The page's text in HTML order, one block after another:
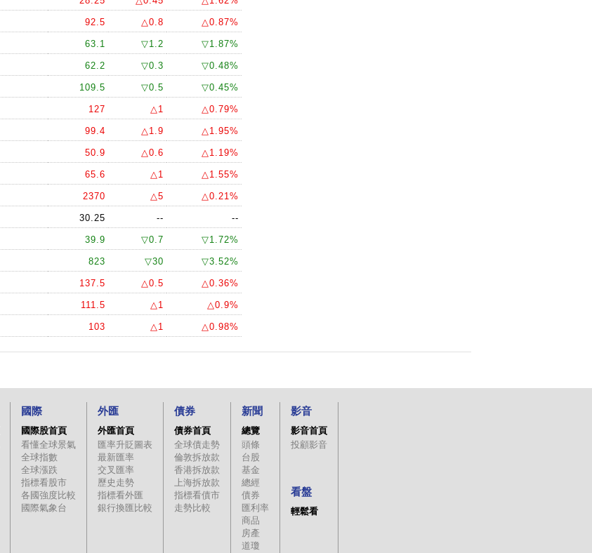
92.5 △0.8 △0.87%
63.1 ▽1.2 ▽1.87%
62.2 ▽0.3 ▽0.48%
109.5 ▽0.5 ▽0.45%
127 △1 △0.79%
99.4 △1.9 △1.95%
50.9 △0.6 △1.19%
65.6 △1 △1.55%
2370 △5 △0.21%
30.25 -- --
39.9 ▽0.7 ▽1.72%
823 ▽30 ▽3.52%
137.5 △0.5 △0.36%
111.5 △1 △0.9%
103 △1 △0.98%
國際
國際股首頁
看懂全球景氣
全球指數
全球漲跌
指標看股市
各國強度比較
國際氣象台
外匯
外匯首頁
匯率升貶圖表
最新匯率
交叉匯率
歷史走勢
指標看外匯
銀行換匯比較
債券
債券首頁
全球債走勢
倫敦拆放款
香港拆放款
上海拆放款
指標看債市
走勢比較
新聞
總覽
頭條
台股
基金
總經
債券
匯利率
商品
房產
道瓊
影音
影音首頁
投顧影音
看盤
輕鬆看